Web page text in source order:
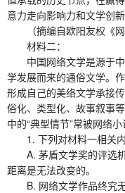
意力走向影响力和文学创
（摘编自欧阳友权《网
材料二：
中国网络文学是源于中
学发展而来的通俗文学。
形成自己的美络文学承接
俗化、类型化、故事叙事
中的“典型情节”常被网络小
1. 下列对材料一相关内
A. 茅盾文学奖的评选机
距离是无法改变的。
B. 网络文学作品终究无